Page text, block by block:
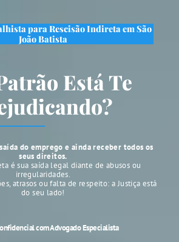
para Rescisão Indireta em São
João Batista
Está Te
do emprego e ainda receber todos os
seus direitos.
é sua saída legal diante de abusos ou
irregularidades.
atrasos ou falta de respeito: a Justiça está
do seu lado!
com Advogado Especialista